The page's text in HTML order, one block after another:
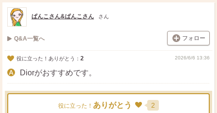
ス
ト
ェ
る
ぱんこさん&ぱんこさん さん
Q&A一覧へ フォロー
役に立った！ありがとう： 2 2026/6/6 13:36
Diorがおすすめです。
役に立った！ ありがとう 2